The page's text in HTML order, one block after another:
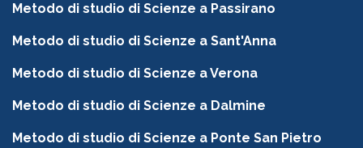
Metodo di studio di Scienze a Passirano
Metodo di studio di Scienze a Sant'Anna
Metodo di studio di Scienze a Verona
Metodo di studio di Scienze a Dalmine
Metodo di studio di Scienze a Ponte San Pietro